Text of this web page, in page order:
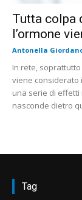
Tutta colpa
l’ormone
Antonella
In rete,
viene considerato
una serie di effetti
nasconde dietro
Tag